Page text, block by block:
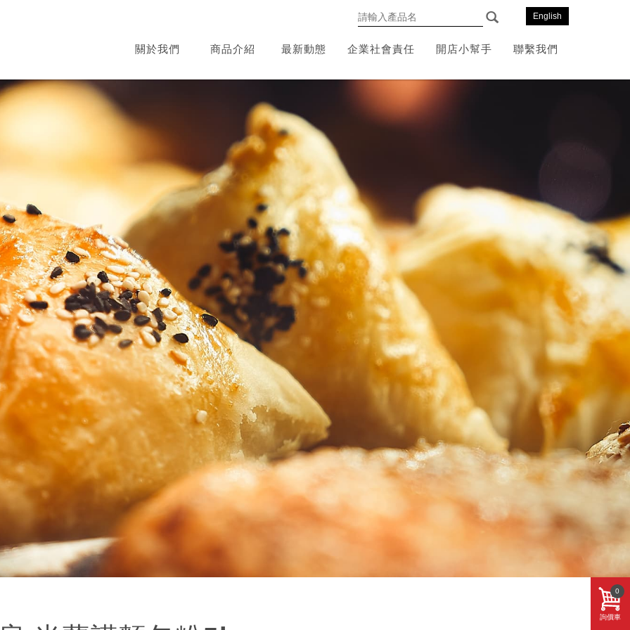
關於我們 商品介紹 最新動態 企業社會責任 開店小幫手 聯繫我們
English
詢價車
0